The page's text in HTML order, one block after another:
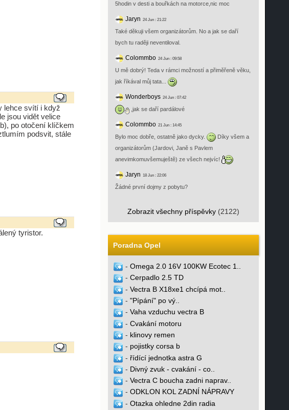
lehce svítí i když
jsou vidět velice
po otočení klíčkem
podsvit, stále
tyristor.
5hodin v desti a bouřkách na motorce,nic moc
Jaryn 24 Jun : 21:22
Také děkuji všem organizátorům. No a jak se daří
bych tu raději neventiloval.
Colommbo24 Jun : 09:58
U mě dobrý! Teda v rámci možností a přiměřeně věku,
jak říkával můj tata...
Wonderboys24 Jun : 07:42
,jak se daří pardálové
Colommbo21 Jun : 14:45
Bylo moc dobře, ostatně jako dycky.
Díky všem a
organizátorům (Jardovi, Janě s Pavlem
anevimkomuvšemuještě) ze všech nejvíc!
Jaryn 18 Jun : 22:06
Žádné první dojmy z pobytu?
Zobrazit všechny příspěvky(2122)
Poradna Opel
- Omega 2.0 16V 100KW Ecotec 1..
- Cerpadlo 2.5 TD
- Vectra B X18xe1 chcípá mot..
- "Pípání" po vý..
- Vaha vzduchu vectra B
- Cvakání motoru
- klinovy remen
- pojistky corsa b
- řídící jednotka astra G
- Divný zvuk - cvakání - co..
- Vectra C boucha zadni naprav..
- ODKLON KOL ZADNÍ NÁPRAVY
- Otazka ohledne 2din radia